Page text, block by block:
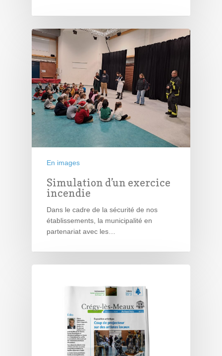
En images
Simulation d’un exercice
incendie
Dans le cadre de la sécurité de nos
établissements, la municipalité en
partenariat avec les…